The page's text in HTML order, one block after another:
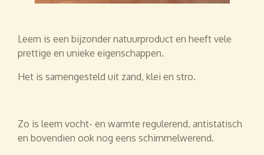
Leem is een bijzonder natuurproduct en heeft vele
prettige en unieke eigenschappen.
Het is samengesteld uit zand, klei en stro.
Zo is leem vocht- en warmte regulerend, antistatisch
en bovendien ook nog eens schimmelwerend.